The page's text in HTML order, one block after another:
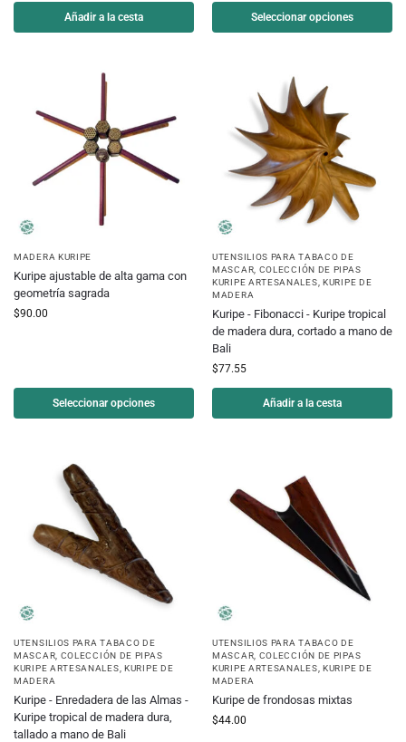
Añadir a la cesta Seleccionar opciones
MADERA KURIPE
Kuripe ajustable de alta gama con
geometría sagrada
$90.00
Seleccionar opciones
UTENSILIOS PARA TABACO DE
MASCAR COLECCIÓN DE PIPAS
KURIPE ARTESANALES ,KURIPE DE
MADERA
Kuripe - Fibonacci - Kuripe tropical
de madera dura, cortado a mano de
Bali
$77.55
Añadir a la cesta
UTENSILIOS PARA TABACO DE
MASCAR COLECCIÓN DE PIPAS
KURIPE ARTESANALES ,KURIPE DE
MADERA
Kuripe - Enredadera de las Almas -
Kuripe tropical de madera dura,
tallado a mano de Bali
UTENSILIOS PARA TABACO DE
MASCAR COLECCIÓN DE PIPAS
KURIPE ARTESANALES ,KURIPE DE
MADERA
Kuripe de frondosas mixtas
$44.00